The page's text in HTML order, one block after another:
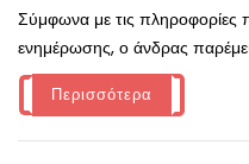
Σύμφωνα με τις πληροφορίες
ενημέρωσης, ο άνδρας
Περισσότερα